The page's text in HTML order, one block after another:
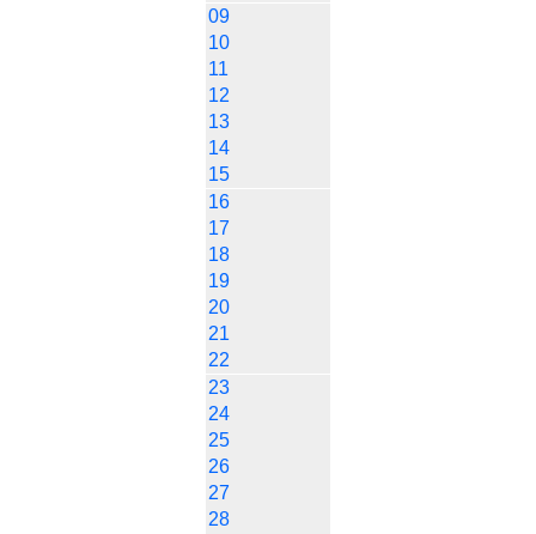
09
10
11
12
13
14
15
16
17
18
19
20
21
22
23
24
25
26
27
28